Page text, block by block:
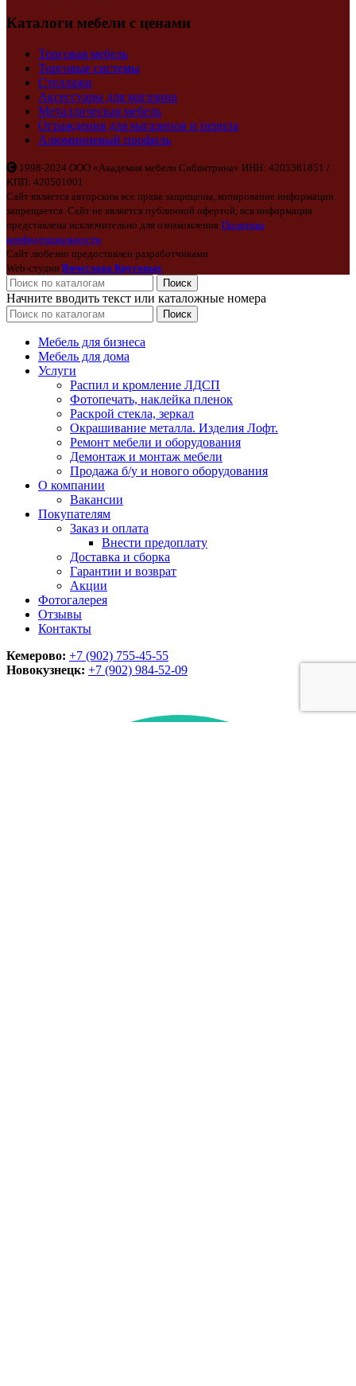
Каталоги мебели с ценами
Торговая мебель
Торговые системы
Стеллажи
Аксессуары для магазина
Металлическая мебель
Ограждения для магазинов и перила
Алюминиевый профиль
1998-2024 ООО «Академия мебели Сибвитрина» ИНН: 4205381851 /
КПП: 420501001
Сайт является авторским все права защищены, копирование информации
запрещается. Сайт не является публичной офертой, вся информация
представлена исключительно для ознакомления Политика
конфиденциальности
Сайт любезно предоставлен разработчиками
Web-студии Вячеслава Круговых
Поиск
Начните вводить текст или каталожные номера
Поиск
Мебель для бизнеса
Мебель для дома
Услуги
Распил и кромление ЛДСП
Фотопечать, наклейка пленок
Раскрой стекла, зеркал
Окрашивание металла. Изделия Лофт.
Ремонт мебели и оборудования
Демонтаж и монтаж мебели
Продажа б/у и нового оборудования
О компании
Вакансии
Покупателям
Заказ и оплата
Внести предоплату
Доставка и сборка
Гарантии и возврат
Акции
Фотогалерея
Отзывы
Контакты
Кемерово: +7 (902) 755-45-55
Новокузнецк: +7 (902) 984-52-09